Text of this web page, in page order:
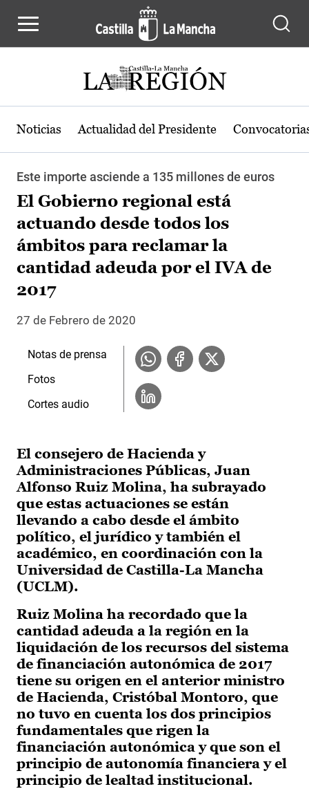
Noticias Actualidad del Presidente
Este importe asciende a 135 millones de euros
El Gobierno regional está
actuando desde todos los
ámbitos para reclamar la
cantidad adeuda por el IVA de
2017
27 de Febrero de 2020
El consejero de Hacienda y
Administraciones Públicas, Juan
Alfonso Ruiz Molina, ha subrayado
que estas actuaciones se están
llevando a cabo desde el ámbito
político, el jurídico y también el
académico, en coordinación con la
Universidad de Castilla-La Mancha
(UCLM).
Ruiz Molina ha recordado que la
cantidad adeuda a la región en la
liquidación de los recursos del sistema
de financiación autonómica de 2017
tiene su origen en el anterior ministro
de Hacienda, Cristóbal Montoro, que
no tuvo en cuenta los dos principios
fundamentales que rigen la
financiación autonómica y que son el
principio de autonomía financiera y el
principio de lealtad institucional.
Notas de prensa
Fotos
Cortes audio